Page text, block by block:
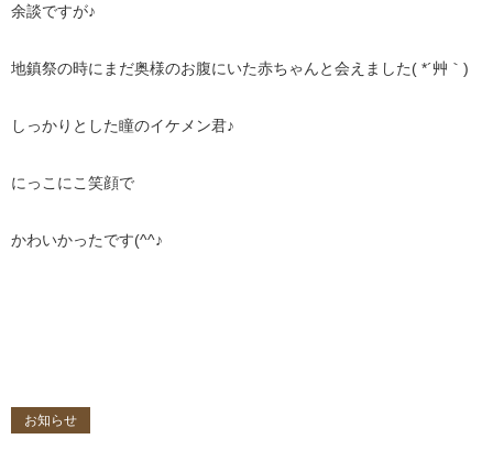
余談ですが♪
地鎮祭の時にまだ奥様のお腹にいた赤ちゃんと会えました( *´艸｀)
しっかりとした瞳のイケメン君♪
にっこにこ笑顔で
かわいかったです(^^♪
お知らせ